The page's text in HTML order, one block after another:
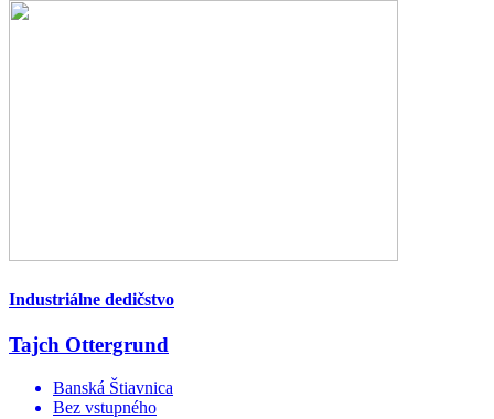
Industriálne dedičstvo
Tajch Ottergrund
Banská Štiavnica
Bez vstupného